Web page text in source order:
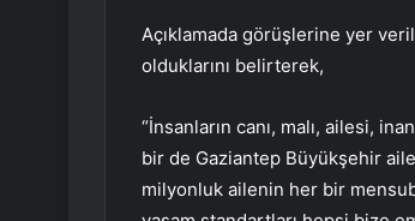
Açıklamada görüşlerine yer
olduklarını belirterek,
“İnsanların canı, malı, ailesi,
bir de Gaziantep Büyükşehir
milyonluk ailenin her bir